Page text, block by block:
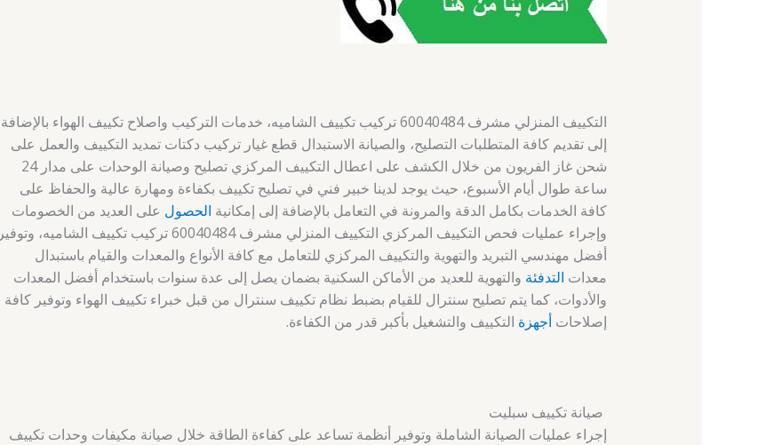
التكييف المنزلي مشرف 60040484 تركيب تكييف الشاميه، خدمات التركيب واصلاح تكييف الهواء بالإضافة
إلى تقديم كافة المتطلبات التصليح، والصيانة الاستبدال قطع غيار تركيب دكتات تمديد التكييف والعمل على
شحن غاز الفريون من خلال الكشف على اعطال التكييف المركزي تصليح وصيانة الوحدات على مدار 24
ساعة طوال أيام الأسبوع، حيث يوجد لدينا خبير فني في تصليح تكييف بكفاءة ومهارة عالية والحفاظ على
كافة الخدمات بكامل الدقة والمرونة في التعامل بالإضافة إلى إمكانية الحصول على العديد من الخصومات
وإجراء عمليات فحص التكييف المركزي التكييف المنزلي مشرف 60040484 تركيب تكييف الشاميه، وتوفير
أفضل مهندسي التبريد والتهوية والتكييف المركزي للتعامل مع كافة الأنواع والمعدات والقيام باستبدال
معدات التدفئة والتهوية للعديد من الأماكن السكنية بضمان يصل إلى عدة سنوات باستخدام أفضل المعدات
والأدوات، كما يتم تصليح سنترال للقيام بضبط نظام تكييف سنترال من قبل خبراء تكييف الهواء وتوفير كافة
إصلاحات أجهزة التكييف والتشغيل بأكبر قدر من الكفاءة.
صيانة تكييف سبليت
إجراء عمليات الصيانة الشاملة وتوفير أنظمة تساعد على كفاءة الطاقة خلال صيانة مكيفات وحدات تكييف